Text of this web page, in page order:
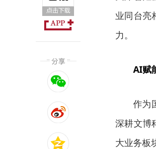
业同台亮
力。
AI赋
作为
深耕文博
大业务板